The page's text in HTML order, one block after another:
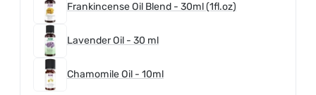
Frankincense Oil Blend - 30ml (1fl.oz)
Lavender Oil - 30 ml
Chamomile Oil - 10ml